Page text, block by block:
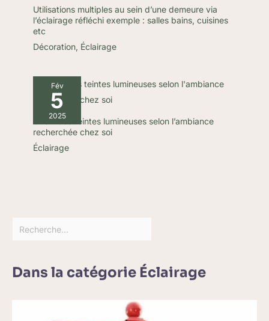
Utilisations multiples au sein d’une demeure via
l’éclairage réfléchi exemple : salles bains, cuisines
etc
Décoration, Éclairage
Fév
5
2025
Choix des teintes lumineuses selon l’ambiance
recherchée chez soi
Éclairage
Dans la catégorie Éclairage